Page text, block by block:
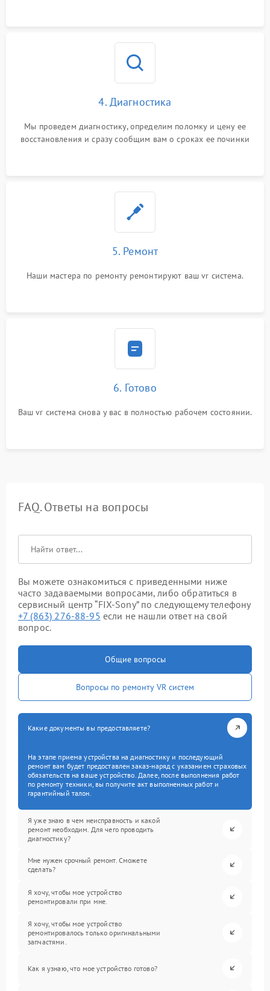
4. Диагностика
Мы проведем диагностику, определим поломку и цену ее
восстановления и сразу сообщим вам о сроках ее починки
5. Ремонт
Наши мастера по ремонту ремонтируют ваш vr система.
6. Готово
Ваш vr система снова у вас в полностью рабочем состоянии.
FAQ. Ответы на вопросы
Вы можете ознакомиться с приведенными ниже
часто задаваемыми вопросами, либо обратиться в
сервисный центр “FIX-Sony” по следующему телефону
+7 (863) 276-88-95 если не нашли ответ на свой
вопрос.
Общие вопросы
Вопросы по ремонту VR систем
Какие документы вы предоставляете?
На этапе приема устройства на диагностику и последующий
ремонт вам будет предоставлен заказ-наряд с указанием страховых
обязательств на ваше устройство. Далее, после выполнения работ
по ремонту техники, вы получите акт выполненных работ и
гарантийный талон.
Я уже знаю в чем неисправность и какой
ремонт необходим. Для чего проводить
диагностику?
Мне нужен срочный ремонт. Сможете
сделать?
Я хочу, чтобы мое устройство
ремонтировали при мне.
Я хочу, чтобы мое устройство
ремонтировалось только оригинальными
запчастями.
Как я узнаю, что мое устройство готово?